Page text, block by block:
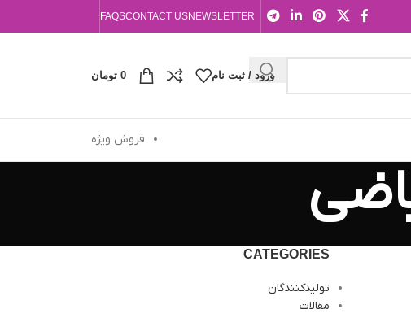
NEWSLETTER
CONTACT US
FAQS
ورود / ثبت نام 0 تومان
فروش ویژه
CATEGORIES
تولیدکنندگان
مقالات